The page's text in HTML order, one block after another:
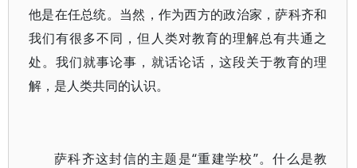
他是在任总统。当然，作为西方的政治家，萨科齐和
我们有很多不同，但人类对教育的理解总有共通之
处。我们就事论事，就话论话，这段关于教育的理
解，是人类共同的认识。
萨科齐这封信的主题是“重建学校”。什么是教